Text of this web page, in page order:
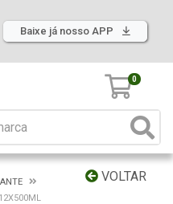
Baixe já nosso APP
0
VOLTAR